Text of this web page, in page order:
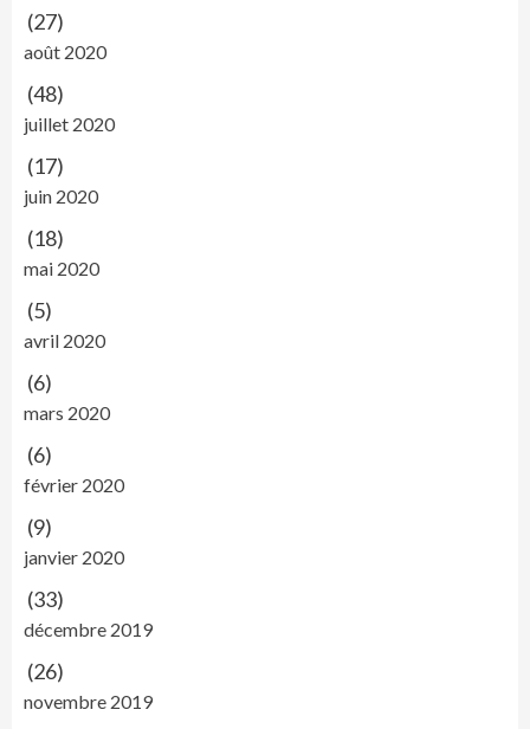
(27)
août 2020
(48)
juillet 2020
(17)
juin 2020
(18)
mai 2020
(5)
avril 2020
(6)
mars 2020
(6)
février 2020
(9)
janvier 2020
(33)
décembre 2019
(26)
novembre 2019